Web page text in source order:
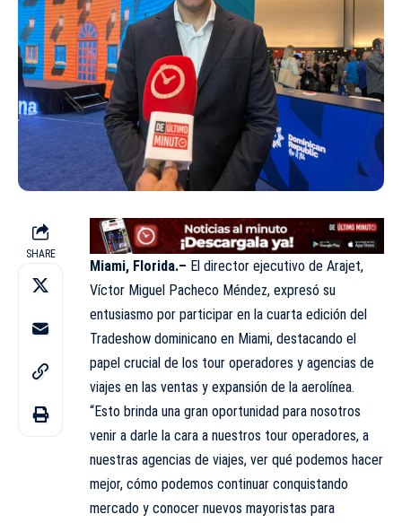
SHARE
Miami, Florida.– El director ejecutivo de Arajet,
Víctor Miguel Pacheco Méndez, expresó su
entusiasmo por participar en la cuarta edición del
Tradeshow dominicano en Miami, destacando el
papel crucial de los tour operadores y agencias de
viajes en las ventas y expansión de la aerolínea.
“Esto brinda una gran oportunidad para nosotros
venir a darle la cara a nuestros tour operadores, a
nuestras agencias de viajes, ver qué podemos hacer
mejor, cómo podemos continuar conquistando
mercado y conocer nuevos mayoristas para